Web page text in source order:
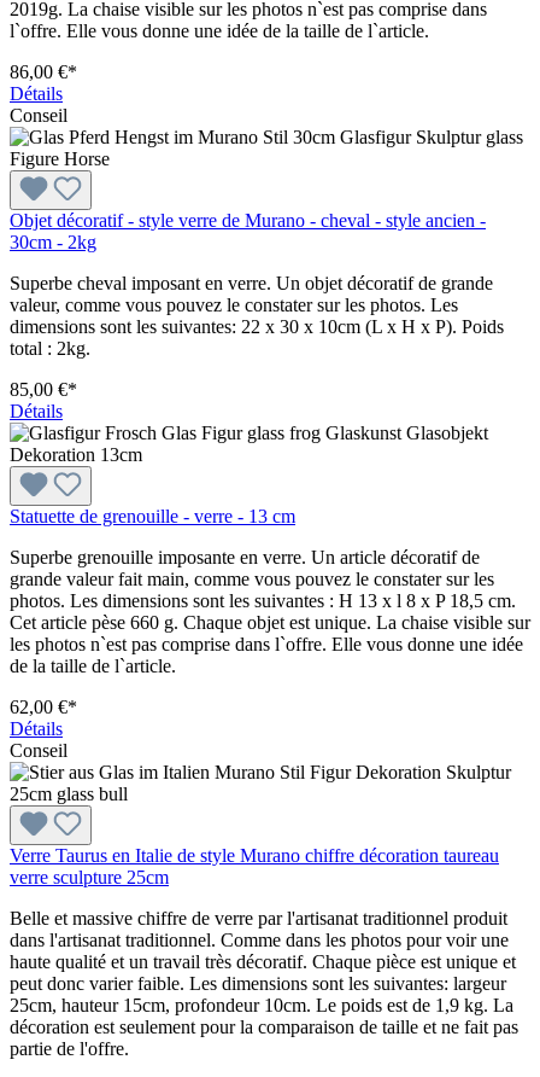
2019g. La chaise visible sur les photos n`est pas comprise dans
l`offre. Elle vous donne une idée de la taille de l`article.
86,00 €*
Détails
Conseil
Objet décoratif - style verre de Murano - cheval - style ancien -
30cm - 2kg
Superbe cheval imposant en verre. Un objet décoratif de grande
valeur, comme vous pouvez le constater sur les photos. Les
dimensions sont les suivantes: 22 x 30 x 10cm (L x H x P). Poids
total : 2kg.
85,00 €*
Détails
Statuette de grenouille - verre - 13 cm
Superbe grenouille imposante en verre. Un article décoratif de
grande valeur fait main, comme vous pouvez le constater sur les
photos. Les dimensions sont les suivantes : H 13 x l 8 x P 18,5 cm.
Cet article pèse 660 g. Chaque objet est unique. La chaise visible sur
les photos n`est pas comprise dans l`offre. Elle vous donne une idée
de la taille de l`article.
62,00 €*
Détails
Conseil
Verre Taurus en Italie de style Murano chiffre décoration taureau
verre sculpture 25cm
Belle et massive chiffre de verre par l'artisanat traditionnel produit
dans l'artisanat traditionnel. Comme dans les photos pour voir une
haute qualité et un travail très décoratif. Chaque pièce est unique et
peut donc varier faible. Les dimensions sont les suivantes: largeur
25cm, hauteur 15cm, profondeur 10cm. Le poids est de 1,9 kg. La
décoration est seulement pour la comparaison de taille et ne fait pas
partie de l'offre.